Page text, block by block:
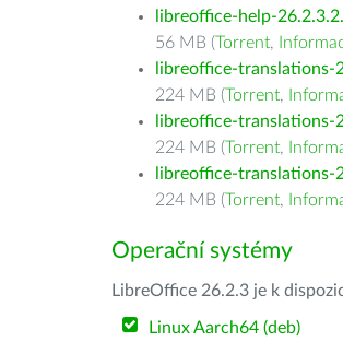
libreoffice-help-
56 MB (Torrent,
libreoffice-translations-
224 MB (Torrent,
libreoffice-translations-
224 MB (Torrent,
libreoffice-translations-
224 MB (Torrent,
Operační systémy
LibreOffice 26.2.3 je k
Linux Aarch64 (deb)